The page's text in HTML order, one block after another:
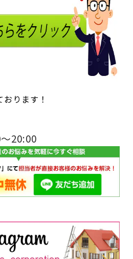
ります！
20:00